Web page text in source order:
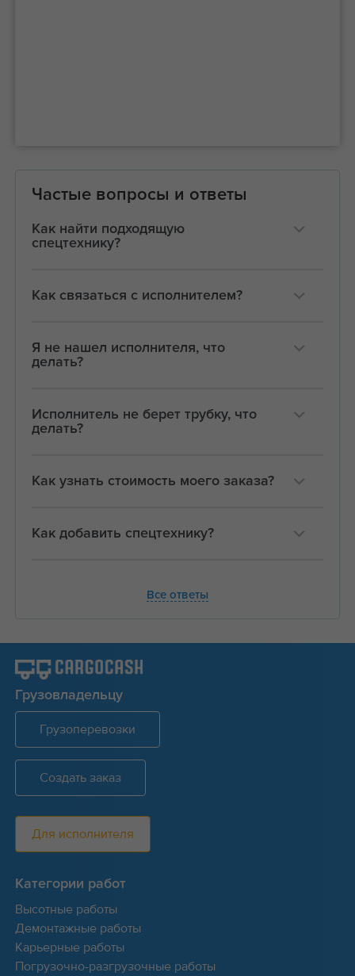
Частые вопросы и ответы
Как найти подходящую
спецтехнику?
Как связаться с исполнителем?
Я не нашел исполнителя, что
делать?
Исполнитель не берет трубку, что
делать?
Как узнать стоимость моего заказа?
Как добавить спецтехнику?
Все ответы
Грузовладельцу
Грузоперевозки
Создать заказ
Для исполнителя
Категории работ
Высотные работы
Демонтажные работы
Карьерные работы
Погрузочно-разгрузочные работы